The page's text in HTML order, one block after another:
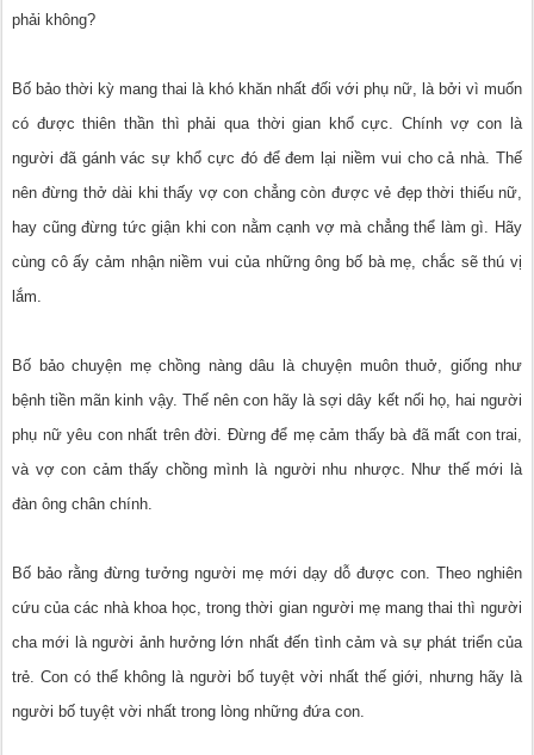
phải không?
Bố bảo thời kỳ mang thai là khó khăn nhất đối với phụ nữ, là bởi vì muốn
có được thiên thần thì phải qua thời gian khổ cực. Chính vợ con là
người đã gánh vác sự khổ cực đó để đem lại niềm vui cho cả nhà. Thế
nên đừng thở dài khi thấy vợ con chẳng còn được vẻ đẹp thời thiếu nữ,
hay cũng đừng tức giận khi con nằm cạnh vợ mà chẳng thể làm gì. Hãy
cùng cô ấy cảm nhận niềm vui của những ông bố bà mẹ, chắc sẽ thú vị
lắm.
Bố bảo chuyện mẹ chồng nàng dâu là chuyện muôn thuở, giống như
bệnh tiền mãn kinh vậy. Thế nên con hãy là sợi dây kết nối họ, hai người
phụ nữ yêu con nhất trên đời. Đừng để mẹ cảm thấy bà đã mất con trai,
và vợ con cảm thấy chồng mình là người nhu nhược. Như thế mới là
đàn ông chân chính.
Bố bảo rằng đừng tưởng người mẹ mới dạy dỗ được con. Theo nghiên
cứu của các nhà khoa học, trong thời gian người mẹ mang thai thì người
cha mới là người ảnh hưởng lớn nhất đến tình cảm và sự phát triển của
trẻ. Con có thể không là người bố tuyệt vời nhất thế giới, nhưng hãy là
người bố tuyệt vời nhất trong lòng những đứa con.